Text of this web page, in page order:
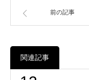
前の記事
関連記事